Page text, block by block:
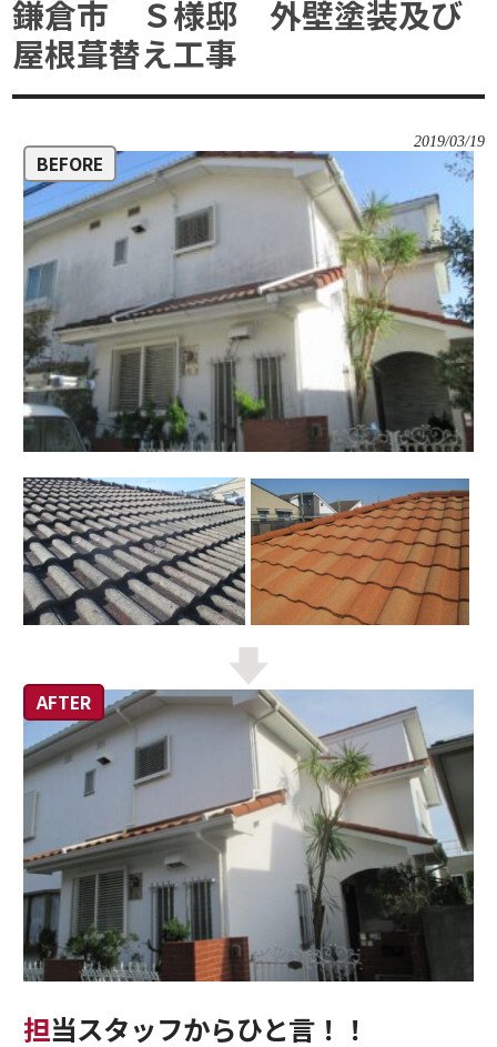
鎌倉市 Ｓ様邸 外壁塗装及び
屋根葺替え工事
2019/03/19
担当スタッフからひと言！！